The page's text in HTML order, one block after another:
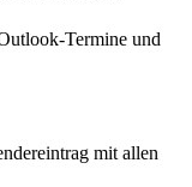
Termine und
mit allen